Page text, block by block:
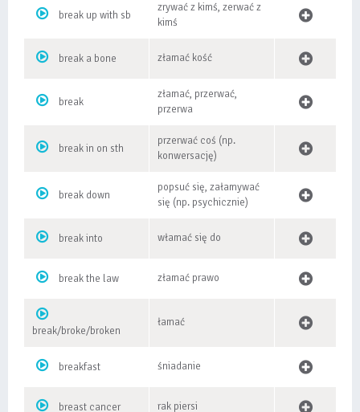
break up with sb
zrywać z kimś, zerwać z
kimś
break a bone złamać kość
break
złamać, przerwać,
przerwa
break in on sth
przerwać coś (np.
konwersację)
break down
popsuć się, załamywać
się (np. psychicznie)
break into włamać się do
break the law złamać prawo
break/broke/broken
łamać
breakfast śniadanie
breast cancer rak piersi